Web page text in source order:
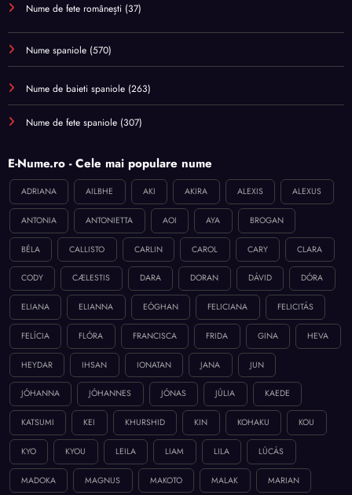
Nume de fete românești (37)
Nume spaniole (570)
Nume de baieti spaniole (263)
Nume de fete spaniole (307)
E-Nume.ro - Cele mai populare nume
ADRIANA AILBHE AKI AKIRA ALEXIS ALEXUS
ANTONIA ANTONIETTA AOI AYA BROGAN
BÉLA CALLISTO CARLIN CAROL CARY CLARA
CODY CÆLESTIS DARA DORAN DÁVID DÓRA
ELIANA ELIANNA EÓGHAN FELICIANA FELICITÁS
FELÍCIA FLÓRA FRANCISCA FRIDA GINA HEVA
HEYDAR IHSAN IONATAN JANA JUN
JÓHANNA JÓHANNES JÓNAS JÚLIA KAEDE
KATSUMI KEI KHURSHID KIN KOHAKU KOU
KYO KYOU LEILA LIAM LILA LÚCÁS
MADOKA MAGNUS MAKOTO MALAK MARIAN